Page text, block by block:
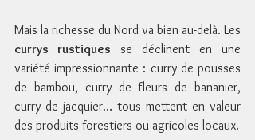
currys rustiques se déclinent en une
variété impressionnante : curry de pousses
de bambou, curry de fleurs de bananier,
curry de jacquier… tous mettent en valeur